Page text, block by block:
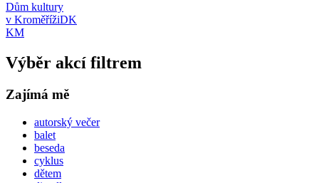
Dům kultury
v KroměřížiDK
KM
Výběr akcí filtrem
Zajímá mě
autorský večer
balet
beseda
cyklus
dětem